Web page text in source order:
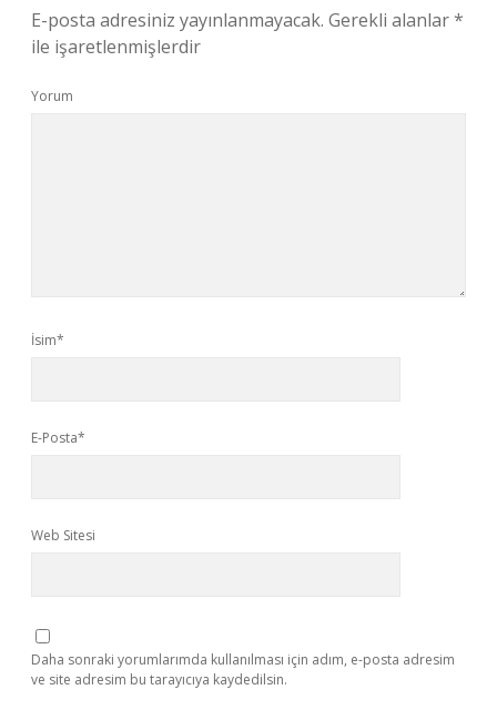
E-posta adresiniz yayınlanmayacak. Gerekli alanlar*
ile işaretlenmişlerdir
Yorum
İsim*
E-Posta*
Web Sitesi
Daha sonraki yorumlarımda kullanılması için adım, e-posta adresim
ve site adresim bu tarayıcıya kaydedilsin.